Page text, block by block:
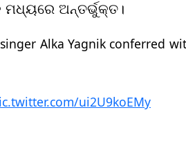
ଅନ୍ତର୍ଭୁକ୍ତ।
Alka Yagnik conferred
ui2U9koEMy